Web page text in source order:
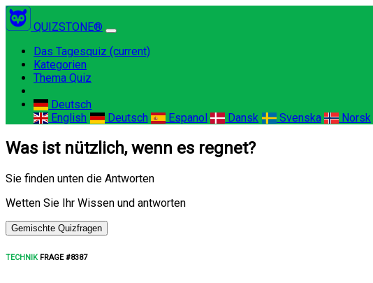
QUIZSTONE®
Das Tagesquiz (current)
Kategorien
Thema Quiz
Deutsch
English
Deutsch Espanol Dansk Svenska Norsk
Was ist nützlich, wenn es regnet?
Sie finden unten die Antworten
Wetten Sie Ihr Wissen und antworten
Gemischte Quizfragen
TECHNIKFRAGE #8387